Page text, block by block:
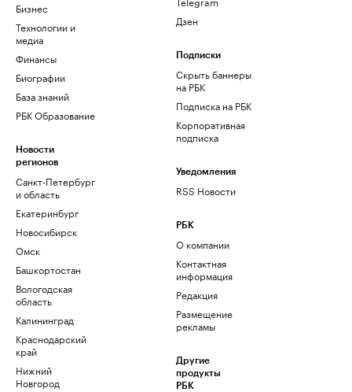
Бизнес
Технологии и
медиа
Финансы
Биографии
База знаний
РБК Образование
Новости
регионов
Санкт-Петербург
и область
Екатеринбург
Новосибирск
Омск
Башкортостан
Вологодская
область
Калининград
Краснодарский
край
Нижний
Новгород
Дзен
Подписки
Скрыть баннеры
на РБК
Подписка на РБК
Корпоративная
подписка
Уведомления
RSS Новости
РБК
О компании
Контактная
информация
Редакция
Размещение
рекламы
Другие
продукты
РБК